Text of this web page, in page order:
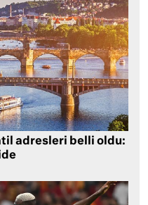
adresleri belli oldu: